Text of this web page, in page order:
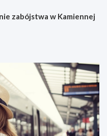
zabójstwa w Kamiennej